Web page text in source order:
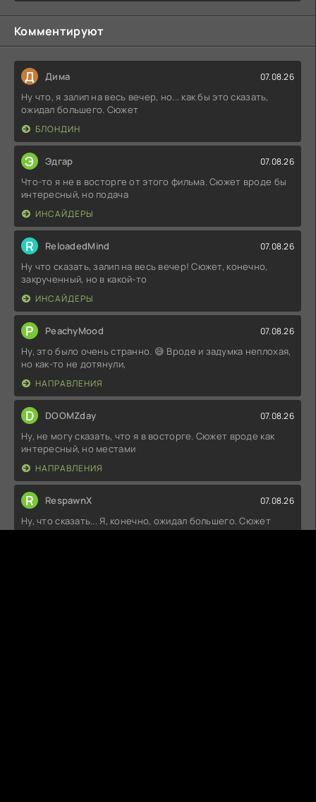
Комментируют
Д Дима 07.08.26
Ну что, я залип на весь вечер, но... как бы это сказать,
ожидал большего. Сюжет
БЛОНДИН
Э Эдгар 07.08.26
Что-то я не в восторге от этого фильма. Сюжет вроде бы
интересный, но подача
ИНСАЙДЕРЫ
R ReloadedMind 07.08.26
Ну что сказать, залип на весь вечер! Сюжет, конечно,
закрученный, но в какой-то
ИНСАЙДЕРЫ
P PeachyMood 07.08.26
Ну, это было очень странно. 😅 Вроде и задумка неплохая,
но как-то не дотянули,
НАПРАВЛЕНИЯ
D DOOMZday 07.08.26
Ну, не могу сказать, что я в восторге. Сюжет вроде как
интересный, но местами
НАПРАВЛЕНИЯ
R RespawnX 07.08.26
Ну, что сказать... Я, конечно, ожидал большего. Сюжет
вроде как закручен, но по